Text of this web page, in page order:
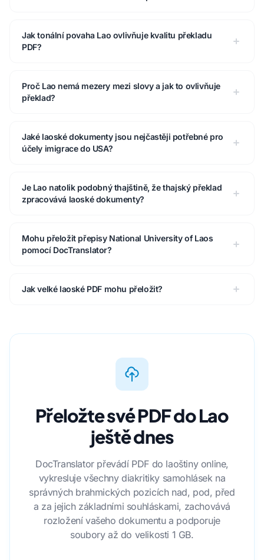
Jak tonální povaha Lao ovlivňuje kvalitu překladu
PDF?
Proč Lao nemá mezery mezi slovy a jak to ovlivňuje
překlad?
Jaké laoské dokumenty jsou nejčastěji potřebné pro
účely imigrace do USA?
Je Lao natolik podobný thajštině, že thajský překlad
zpracovává laoské dokumenty?
Mohu přeložit přepisy National University of Laos
pomocí DocTranslator?
Jak velké laoské PDF mohu přeložit?
Přeložte své PDF do Lao
ještě dnes
DocTranslator převádí PDF do laoštiny online,
vykresluje všechny diakritiky samohlásek na
správných brahmických pozicích nad, pod, před
a za jejich základními souhláskami, zachovává
rozložení vašeho dokumentu a podporuje
soubory až do velikosti 1 GB.